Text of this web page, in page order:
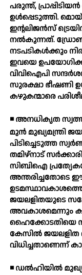
പരുന്ത്,
ഉള്‍പ്പെടുത്തി.
ഇന്റലിജന്‍സ്
നല്‍കുന്നത്.
നടപടികള്‍ക്കും
ഇവയെ
വിവിഐപി
സുരക്ഷാ ഭീഷണി
കഴുകന്മാരെ
◾ അനധികൃത
മുന്‍ മുഖ്യമന്ത്രി
പിടിച്ചെടുത്ത
തമിഴ്നാട്
സിബിഐ
അന്തരിച്ചതോടെ
ജയലളിതയുടെ
അവകാശമെന്നും
ഹൈക്കോടതിയെ
കേസില്‍ ജയലളിത
വിധിച്ചതാണെന്ന്
◾ ഡല്‍ഹിയില്‍